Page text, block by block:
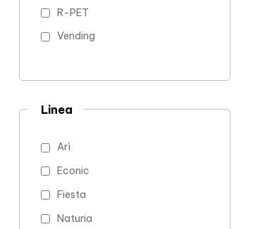
R-PET
Vending
Linea
Arì
Econic
Fiesta
Naturia